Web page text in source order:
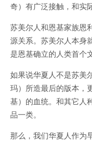
奇）有广泛接触，和实
苏美尔人和恩基家族恩
源关系。苏美尔人本身
是恩基确立的人类首个
如果说华夏人不是苏美
玛）所造最后的版本，
基）的血统。和其它人
品一类。
那么，我们华夏人作为